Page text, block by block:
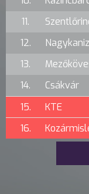
11.
12.
13.
14.
Csákvár
15.
KTE
16.